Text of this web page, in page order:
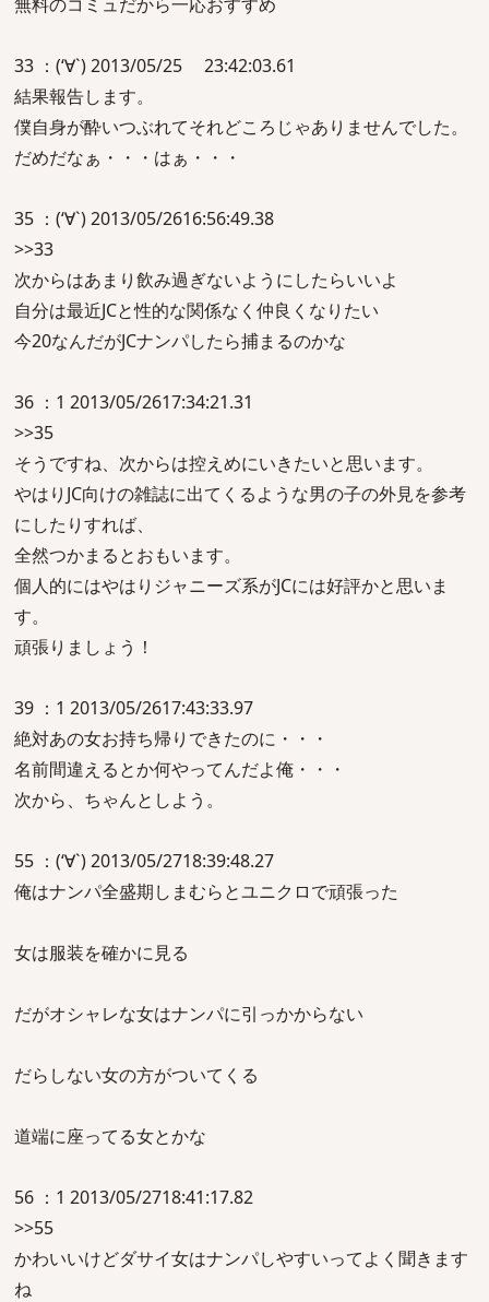
33 ：(‘∀`) 2013/05/25 23:42:03.61
結果報告します。
僕自身が酔いつぶれてそれどころじゃありませんでした。
だめだなぁ・・・はぁ・・・
35 ：(‘∀`) 2013/05/2616:56:49.38
>>33
次からはあまり飲み過ぎないようにしたらいいよ
自分は最近JCと性的な関係なく仲良くなりたい
今20なんだがJCナンパしたら捕まるのかな
36 ：1 2013/05/2617:34:21.31
>>35
そうですね、次からは控えめにいきたいと思います。
やはりJC向けの雑誌に出てくるような男の子の外見を参考
にしたりすれば、
全然つかまるとおもいます。
個人的にはやはりジャニーズ系がJCには好評かと思いま
す。
頑張りましょう！
39 ：1 2013/05/2617:43:33.97
絶対あの女お持ち帰りできたのに・・・
名前間違えるとか何やってんだよ俺・・・
次から、ちゃんとしよう。
55 ：(‘∀`) 2013/05/2718:39:48.27
俺はナンパ全盛期しまむらとユニクロで頑張った
女は服装を確かに見る
だがオシャレな女はナンパに引っかからない
だらしない女の方がついてくる
道端に座ってる女とかな
56 ：1 2013/05/2718:41:17.82
>>55
かわいいけどダサイ女はナンパしやすいってよく聞きます
ね